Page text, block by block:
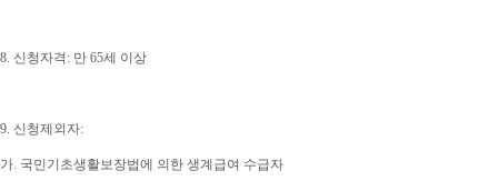
8. 신청자격 : 만 65세 이상
9. 신청제외자:
가. 국민기초생활보장법에 의한 생계급여 수급자